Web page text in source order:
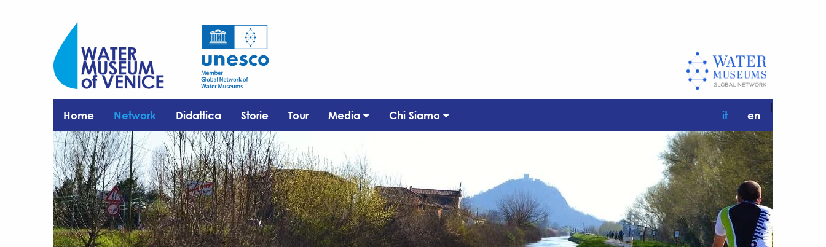
Home Network Didattica Storie Tour Media Chi Siamo it
|
en